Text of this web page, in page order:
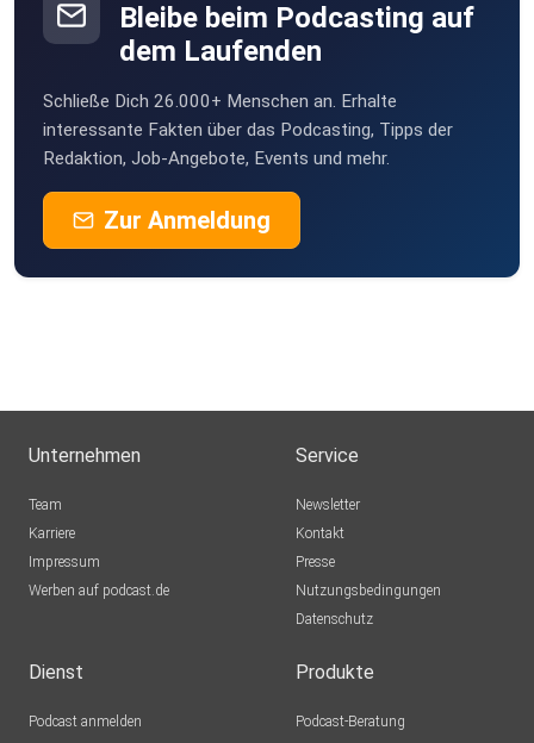
Bleibe beim Podcasting auf
dem Laufenden
Schließe Dich 26.000+ Menschen an. Erhalte
interessante Fakten über das Podcasting, Tipps der
Redaktion, Job-Angebote, Events und mehr.
Zur Anmeldung
Unternehmen
Team
Karriere
Impressum
Werben auf podcast.de
Service
Newsletter
Kontakt
Presse
Nutzungsbedingungen
Datenschutz
Dienst
Podcast anmelden
Produkte
Podcast-Beratung